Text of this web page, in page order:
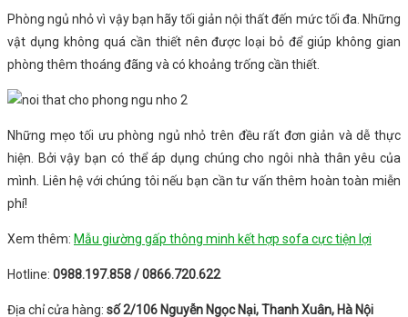
Phòng ngủ nhỏ vì vậy bạn hãy tối giản nội thất đến mức tối đa. Những
vật dụng không quá cần thiết nên được loại bỏ để giúp không gian
phòng thêm thoáng đãng và có khoảng trống cần thiết.
Những mẹo tối ưu phòng ngủ nhỏ trên đều rất đơn giản và dễ thực
hiện. Bởi vậy bạn có thể áp dụng chúng cho ngôi nhà thân yêu của
mình. Liên hệ với chúng tôi nếu bạn cần tư vấn thêm hoàn toàn miễn
phí!
Xem thêm: Mẫu giường gấp thông minh kết hợp sofa cực tiện lợi
Hotline: 0988.197.858 / 0866.720.622
Địa chỉ cửa hàng: số 2/106 Nguyễn Ngọc Nại, Thanh Xuân, Hà Nội